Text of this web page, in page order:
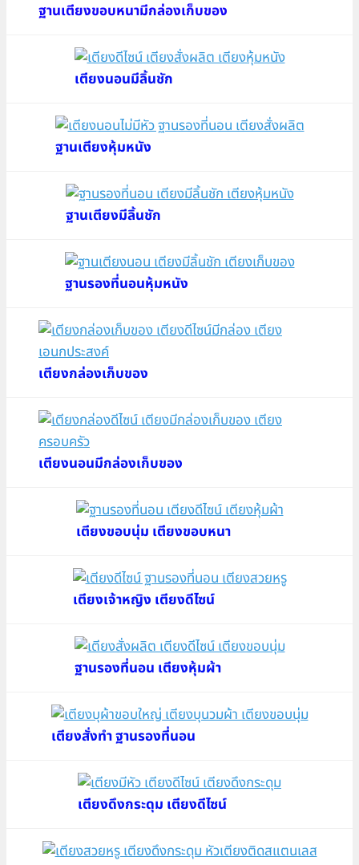
ฐานเตียงขอบหนามีกล่องเก็บของ
เตียงนอนมีลิ้นชัก
ฐานเตียงหุ้มหนัง
ฐานเตียงมีลิ้นชัก
ฐานรองที่นอนหุ้มหนัง
เตียงกล่องเก็บของ
เตียงนอนมีกล่องเก็บของ
เตียงขอบนุ่ม เตียงขอบหนา
เตียงเจ้าหญิง เตียงดีไซน์
ฐานรองที่นอน เตียงหุ้มผ้า
เตียงสั่งทำ ฐานรองที่นอน
เตียงดึงกระดุม เตียงดีไซน์